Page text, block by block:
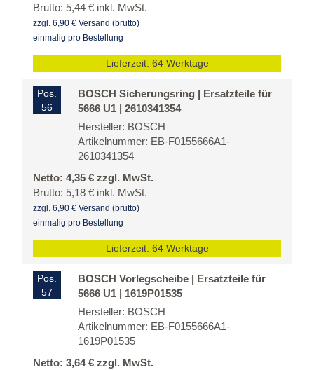
Brutto: 5,44 € inkl. MwSt.
zzgl. 6,90 € Versand (brutto)
einmalig pro Bestellung
Lieferzeit: 64 Werktage
Pos.
56
BOSCH Sicherungsring | Ersatzteile für
5666 U1 | 2610341354
Hersteller: BOSCH
Artikelnummer: EB-F0155666A1-
2610341354
Netto: 4,35 € zzgl. MwSt.
Brutto: 5,18 € inkl. MwSt.
zzgl. 6,90 € Versand (brutto)
einmalig pro Bestellung
Lieferzeit: 64 Werktage
Pos.
57
BOSCH Vorlegscheibe | Ersatzteile für
5666 U1 | 1619P01535
Hersteller: BOSCH
Artikelnummer: EB-F0155666A1-
1619P01535
Netto: 3,64 € zzgl. MwSt.